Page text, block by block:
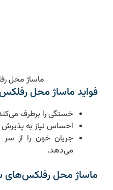
ماساژ محل
فواید ماساژ محل
خستگی را برطرف
احساس نیاز به
جریان خون را از
می‌دهد.
ماساژ محل رفلکس‌های